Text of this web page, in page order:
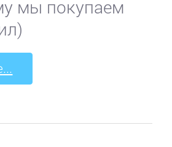
мы покупаем